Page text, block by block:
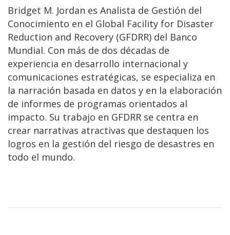
Bridget M. Jordan es Analista de Gestión del
Conocimiento en el Global Facility for Disaster
Reduction and Recovery (GFDRR) del Banco
Mundial. Con más de dos décadas de
experiencia en desarrollo internacional y
comunicaciones estratégicas, se especializa en
la narración basada en datos y en la elaboración
de informes de programas orientados al
impacto. Su trabajo en GFDRR se centra en
crear narrativas atractivas que destaquen los
logros en la gestión del riesgo de desastres en
todo el mundo.